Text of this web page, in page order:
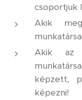
csoportjuk
Akik
Akik az
képzett,
képezni!